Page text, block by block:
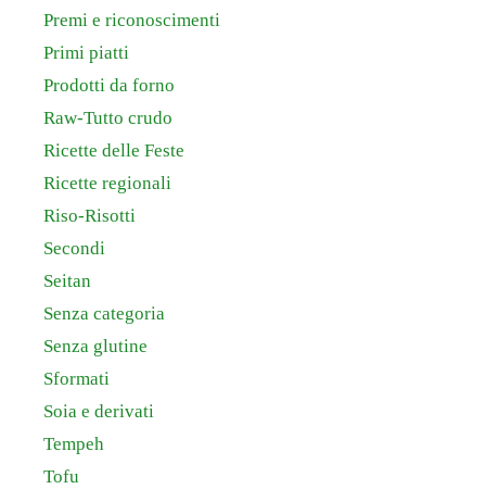
Premi e riconoscimenti
Primi piatti
Prodotti da forno
Raw-Tutto crudo
Ricette delle Feste
Ricette regionali
Riso-Risotti
Secondi
Seitan
Senza categoria
Senza glutine
Sformati
Soia e derivati
Tempeh
Tofu